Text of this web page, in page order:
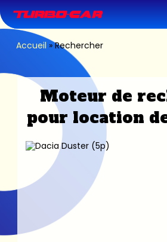
to
main
content
Accueil »Rechercher
Moteur de
pour location